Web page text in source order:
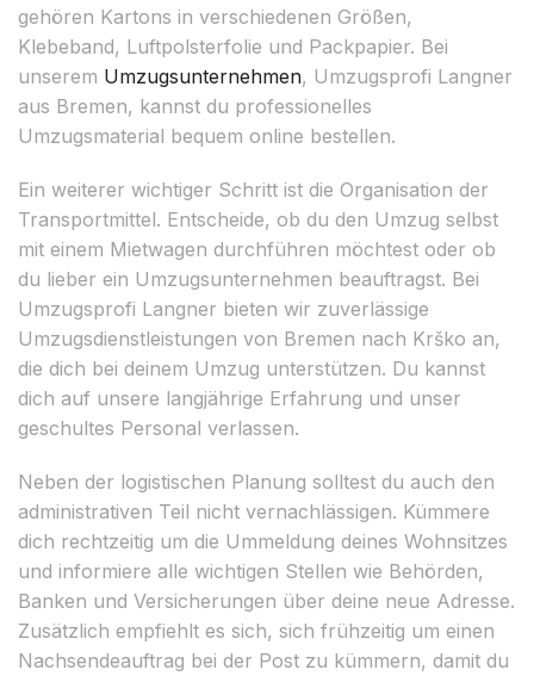
gehören Kartons in verschiedenen Größen,
Klebeband, Luftpolsterfolie und Packpapier. Bei
unserem Umzugsunternehmen, Umzugsprofi Langner
aus Bremen, kannst du professionelles
Umzugsmaterial bequem online bestellen.
Ein weiterer wichtiger Schritt ist die Organisation der
Transportmittel. Entscheide, ob du den Umzug selbst
mit einem Mietwagen durchführen möchtest oder ob
du lieber ein Umzugsunternehmen beauftragst. Bei
Umzugsprofi Langner bieten wir zuverlässige
Umzugsdienstleistungen von Bremen nach Krško an,
die dich bei deinem Umzug unterstützen. Du kannst
dich auf unsere langjährige Erfahrung und unser
geschultes Personal verlassen.
Neben der logistischen Planung solltest du auch den
administrativen Teil nicht vernachlässigen. Kümmere
dich rechtzeitig um die Ummeldung deines Wohnsitzes
und informiere alle wichtigen Stellen wie Behörden,
Banken und Versicherungen über deine neue Adresse.
Zusätzlich empfiehlt es sich, sich frühzeitig um einen
Nachsendeauftrag bei der Post zu kümmern, damit du